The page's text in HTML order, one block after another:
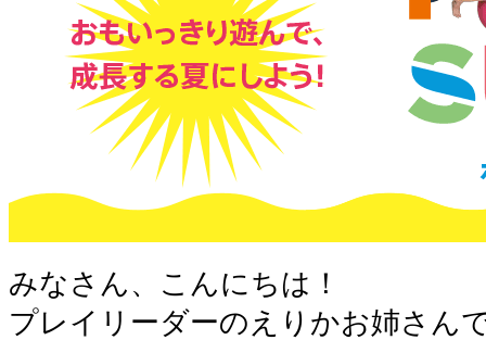
みなさん、こんにちは！
プレイリーダーのえりかお姉さん